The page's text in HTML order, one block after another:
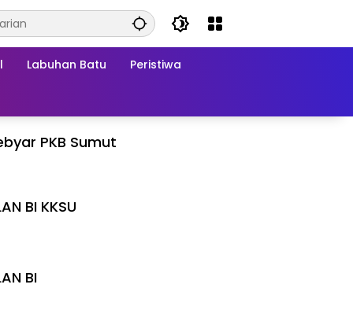
Labuhan Batu Peristiwa
PKB Sumut
BI KKSU
BI